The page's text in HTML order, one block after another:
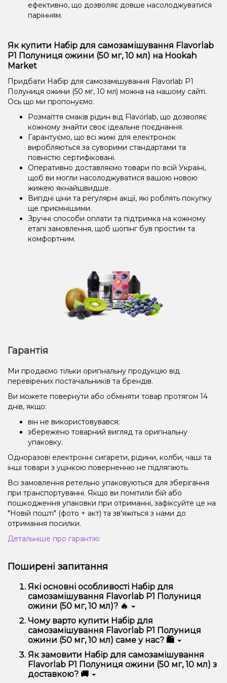
ефективно, що дозволяє довше насолоджуватися
парінням.
Як купити Набір для самозамішування Flavorlab
Р1 Полуниця ожини (50 мг, 10 мл) на Hookah
Market
Придбати Набір для самозамішування Flavorlab Р1
Полуниця ожини (50 мг, 10 мл) можна на нашому сайті.
Ось що ми пропонуємо:
Розмаїття смаків рідин від Flavorlab, що дозволяє
кожному знайти своє ідеальне поєднання.
Гарантуємо, що всі жижі для електронок
виробляються за суворими стандартами та
повністю сертифіковані.
Оперативно доставляємо товари по всій Україні,
щоб ви могли насолоджуватися вашою новою
жижею якнайшвидше.
Вигідні ціни та регулярні акції, які роблять покупку
ще приємнішими.
Зручні способи оплати та підтримка на кожному
етапі замовлення, щоб шопінг був простим та
комфортним.
Гарантія
Ми продаємо тільки оригінальну продукцію від
перевірених постачальників та брендів.
Ви можете повернути або обміняти товар протягом 14
днів, якщо:
він не використовувався;
збережено товарний вигляд та оригінальну
упаковку.
Одноразові електронні сигарети, рідини, колби, чаші та
інші товари з уцінкою поверненню не підлягають.
Всі замовлення ретельно упаковуються для зберігання
при транспортуванні. Якщо ви помітили бій або
пошкодження упаковки при отриманні, зафіксуйте це на
"Новій пошті" (фото + акт) та зв'яжіться з нами до
отримання посилки.
Детальніше про гарантію
Поширені запитання
Які основні особливості Набір для
самозамішування Flavorlab Р1 Полуниця
ожини (50 мг, 10 мл)? 🔥
Набір для самозамішування Flavorlab Р1 Полуниця
ожини (50 мг, 10 мл) відрізняється високою якістю,
зручністю використання та надійністю.
Чому варто купити Набір для
самозамішування Flavorlab Р1 Полуниця
ожини (50 мг, 10 мл) саме у нас? 🛍️
Ми пропонуємо тільки оригінальну продукцію,
широкий асортимент, вигідні ціни та швидку
доставку. Крім того, у нас регулярні акції та знижки
для клієнтів!
Як замовити Набір для самозамішування
Flavorlab Р1 Полуниця ожини (50 мг, 10 мл) з
доставкою? 🚚